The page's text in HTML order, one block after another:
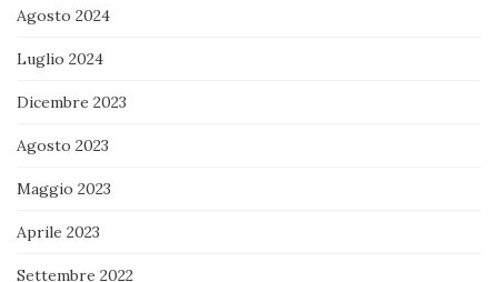
Agosto 2024
Luglio 2024
Dicembre 2023
Agosto 2023
Maggio 2023
Aprile 2023
Settembre 2022